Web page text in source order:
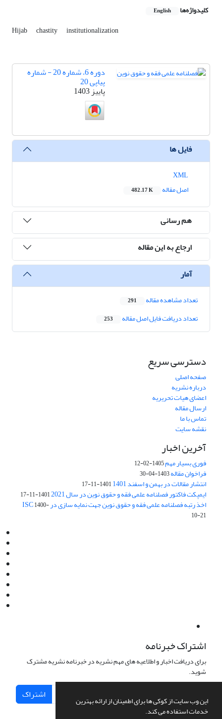
این وب سایت از کوکی ها برای اطمینان از ارائه بهترین
خدمات استفاده می کند.
کلیدواژه‌ها English
Hijab chastity institutionalization
دوره 6، شماره 20 - شماره
پیاپی 20
پاییز 1403
فایل ها
اصل مقاله
482.17 K
هم رسانی
ارجاع به این مقاله
آمار
تعداد مشاهده مقاله 291
تعداد دریافت فایل اصل مقاله 253
دسترسی سریع
صفحه اصلی
درباره نشریه
اعضای هیات تحریریه
ارسال مقاله
تماس با ما
نقشه سایت
آخرین اخبار
فوری بسیار مهم1405-02-12
فراخوان مقاله1403-04-30
انتشار مقالات در بهمن و اسفند 1401 1401-11-17
ایمپکت فاکتور فصلنامه علمی فقه و حقوق نوین در سال 2021 1401-11-17
اخذ رتبه فصلنامه علمی فقه و حقوق نوین جهت نمایه سازی در ISC1400-
10-21
اشتراک خبرنامه
برای دریافت اخبار و اطلاعیه های مهم نشریه در خبرنامه نشریه مشترک
شوید.
اشتراک